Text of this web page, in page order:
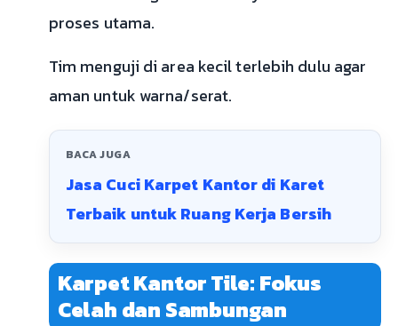
proses utama.
Tim menguji di area kecil terlebih dulu agar
aman untuk warna/serat.
BACA JUGA
Jasa Cuci Karpet Kantor di Karet
Terbaik untuk Ruang Kerja Bersih
Karpet Kantor Tile: Fokus
Celah dan Sambungan